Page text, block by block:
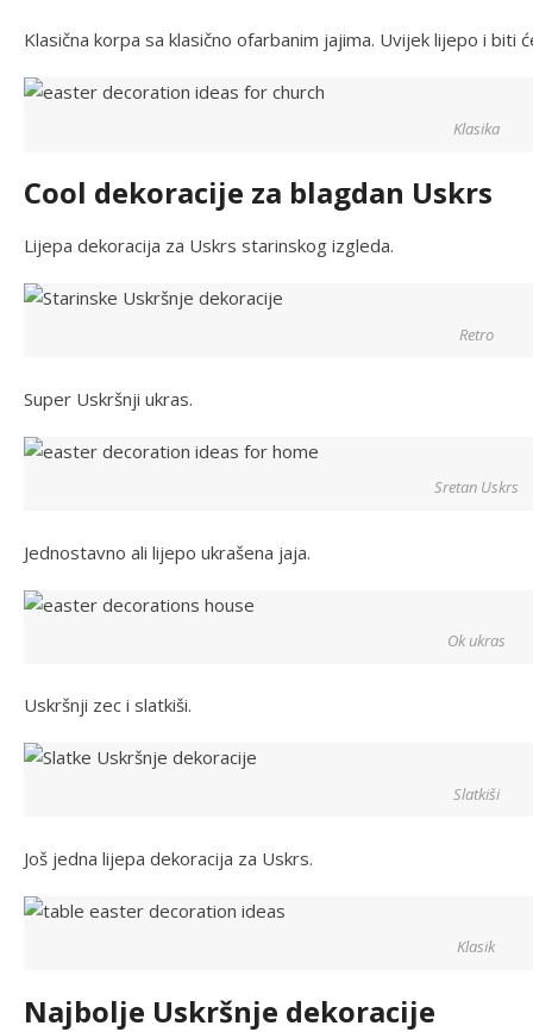
Klasična korpa sa klasično ofarbanim jajima. Uvijek lijepo i biti
Klasika
Cool dekoracije za blagdan Uskrs
Lijepa dekoracija za Uskrs starinskog izgleda.
Retro
Super Uskršnji ukras.
Sretan Uskrs
Jednostavno ali lijepo ukrašena jaja.
Ok ukras
Uskršnji zec i slatkiši.
Slatkiši
Još jedna lijepa dekoracija za Uskrs.
Klasik
Najbolje Uskršnje dekoracije